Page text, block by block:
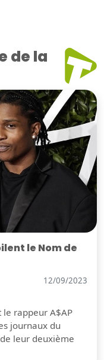
de la
le Nom de
12/09/2023
le rappeur A$AP
journaux du
leur deuxième